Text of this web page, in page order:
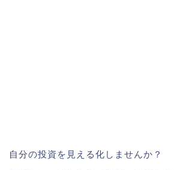
自分の投資を見える化しませんか？